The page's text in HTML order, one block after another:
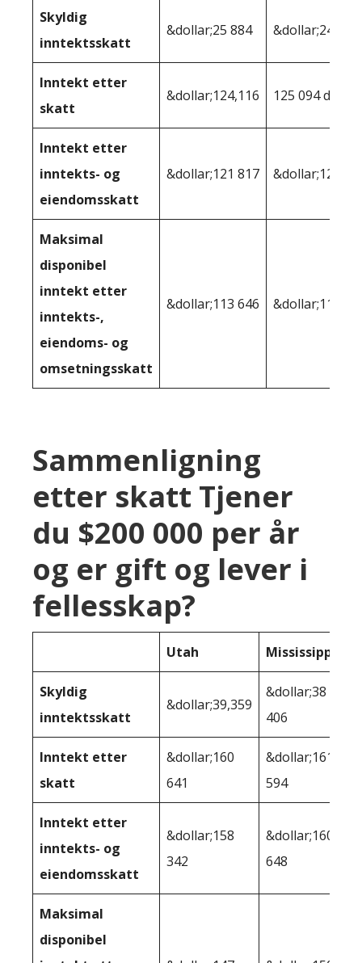
Skyldig
inntektsskatt
&dollar;25 884 &dollar;24 906
Inntekt etter
skatt
&dollar;124,116 125 094 dollar
Inntekt etter
inntekts- og
eiendomsskatt
&dollar;121 817
Maksimal
disponibel
inntekt etter
inntekts-,
eiendoms- og
omsetningsskatt
&dollar;113 646 &dollar;115
Sammenligning
etter skatt Tjener
du $200 000 per år
og er gift og lever i
fellesskap?
Utah Mississippi
Skyldig
inntektsskatt
&dollar;39,359
&dollar;38
406
Inntekt etter
skatt
&dollar;160
641
&dollar;161
594
Inntekt etter
inntekts- og
eiendomsskatt
&dollar;158
342
&dollar;160
648
Maksimal
disponibel